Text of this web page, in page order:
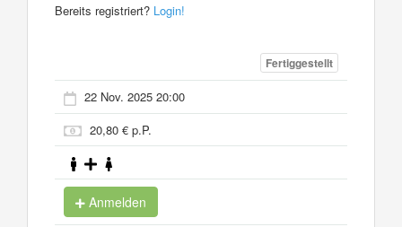
Bereits registriert? Login!
Fertiggestellt
22 Nov. 2025 20:00
20,80 € p.P.
Anmelden